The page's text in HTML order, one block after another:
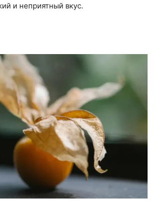
и неприятный вкус.